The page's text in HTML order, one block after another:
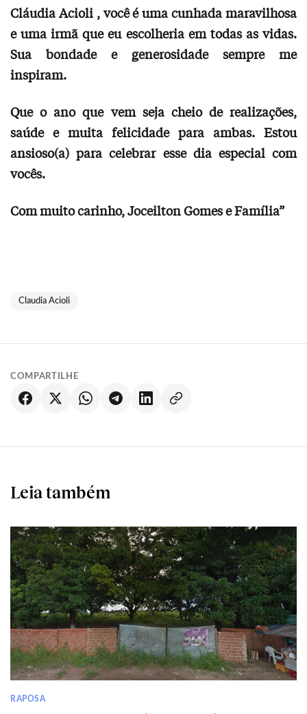
Cláudia Acioli , você é uma cunhada maravilhosa
e uma irmã que eu escolheria em todas as vidas.
Sua bondade e generosidade sempre me
inspiram.
Que o ano que vem seja cheio de realizações,
saúde e muita felicidade para ambas. Estou
ansioso(a) para celebrar esse dia especial com
vocês.
Com muito carinho, Joceilton Gomes e Família”
Claudia Acioli
COMPARTILHE
Leia também
RAPOSA